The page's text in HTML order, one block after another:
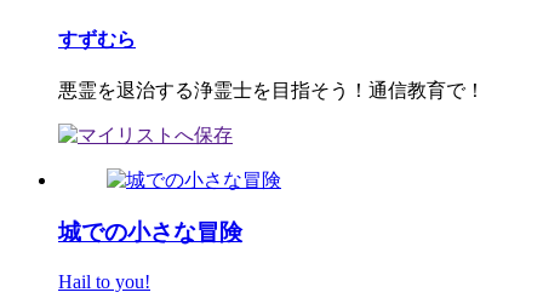
すずむら
悪霊を退治する浄霊士を目指そう！通信教育で！
城での小さな冒険
Hail to you!